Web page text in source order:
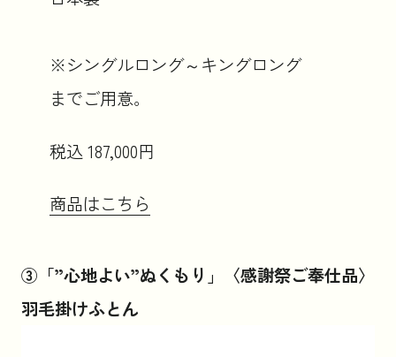
※シングルロング～キングロング
までご用意。
税込 187,000円
商品はこちら
③「”心地よい”ぬくもり」〈感謝祭ご奉仕品〉
羽毛掛けふとん